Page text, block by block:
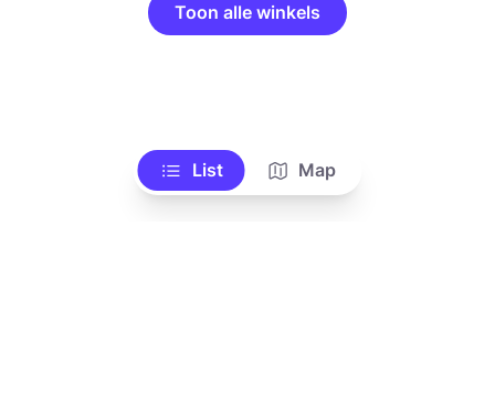
Toon alle winkels
List Map